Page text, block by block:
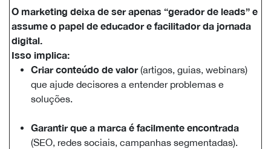
O marketing deixa de ser apenas “gerador de leads” e
assume o papel de educador e facilitador da jornada
digital.
Isso implica:
Criar conteúdo de valor(artigos, guias, webinars)
que ajude decisores a entender problemas e
soluções.
Garantir que a marca é facilmente encontrada
(SEO, redes sociais, campanhas segmentadas).